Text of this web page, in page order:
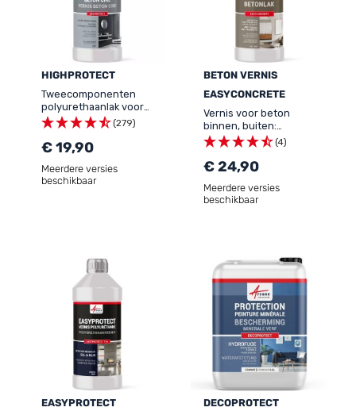
HIGHPROTECT
Tweecomponenten
polyurethaanlak voor
gepolijst beton buiten
HOGE WEERSTAND -
HIGHPROTECT
(279)
€ 19,90
Meerdere versies
beschikbaar
BETON VERNIS
EASYCONCRETE
Vernis voor beton
binnen, buiten:
EASYCONCRETE(4)
€ 24,90
Meerdere versies
beschikbaar
EASYPROTECT
DECOPROTECT